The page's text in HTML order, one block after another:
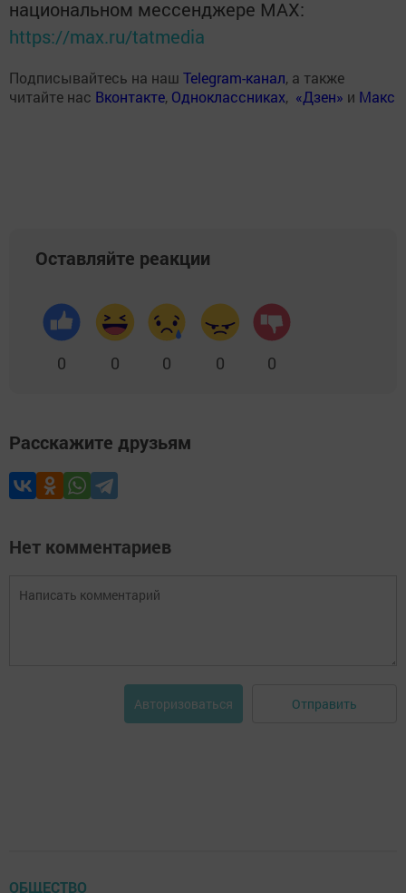
национальном мессенджере MАХ:
https://max.ru/tatmedia
Подписывайтесь на наш Telegram-канал, а также
читайте нас Вконтакте, Одноклассниках, «Дзен» и Макс
Оставляйте реакции
0 0 0 0 0
Расскажите друзьям
Нет комментариев
Авторизоваться Отправить
ОБЩЕСТВО